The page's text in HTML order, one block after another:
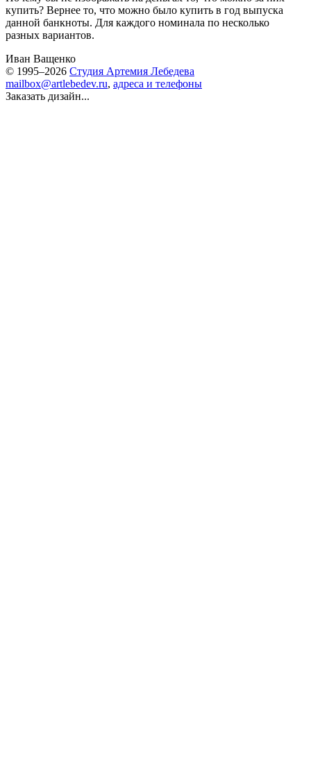
купить? Вернее то, что можно было купить в год выпуска
данной банкноты. Для каждого номинала по несколько
разных вариантов.
Иван Ващенко
© 1995–2026 Студия Артемия Лебедева
mailbox@artlebedev.ru, адреса и телефоны
Заказать дизайн...